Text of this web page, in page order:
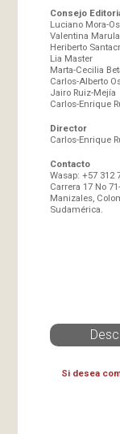
Consejo
Heriberto
Lia Master
Marta-Cecilia
Carlos-Alberto
Jairo Ruiz-Mejía
Carlos-Enrique
Director
Carlos-Enrique
Contacto
Wasap: +57 312
Carrera 17 No
Manizales,
Sudamérica.
Si desea